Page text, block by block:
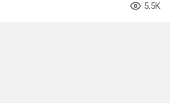
5.5K